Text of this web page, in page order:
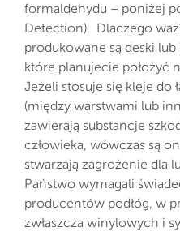
formaldehydu – poniżej
Detection). Dlaczego
produkowane są deski
które planujecie położyć
Jeżeli stosuje się kleje do
(między warstwami lub
zawierają substancje
człowieka, wówczas są
stwarzają zagrożenie dla
Państwo wymagali
producentów podłóg, w
zwłaszcza winylowych i